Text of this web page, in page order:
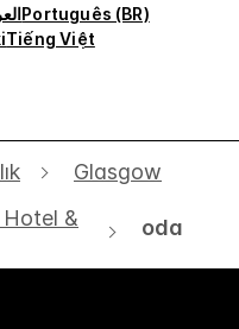
Português (BR)
Tiếng Việt
Glasgow
&
oda